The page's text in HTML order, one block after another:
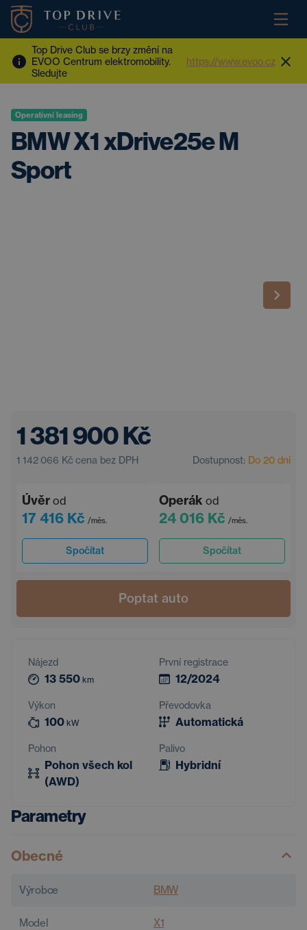
Top Drive Club se brzy změní na
EVOO Centrum elektromobility.
Sledujte
https://www.evoo.cz
Operativní leasing
BMW X1 xDrive25e M
Sport
1 381 900 Kč
1 142 066 Kč cena bez DPH Dostupnost: Do 20 dní
Úvěr od
17 416 Kč /měs.
Spočítat
Operák od
24 016 Kč /měs.
Spočítat
Poptat auto
Nájezd
13 550 km
První registrace
12/2024
Výkon
100 kW
Převodovka
Automatická
Pohon
Pohon všech kol
(AWD)
Palivo
Hybridní
Parametry
Obecné
Výrobce BMW
Model X1